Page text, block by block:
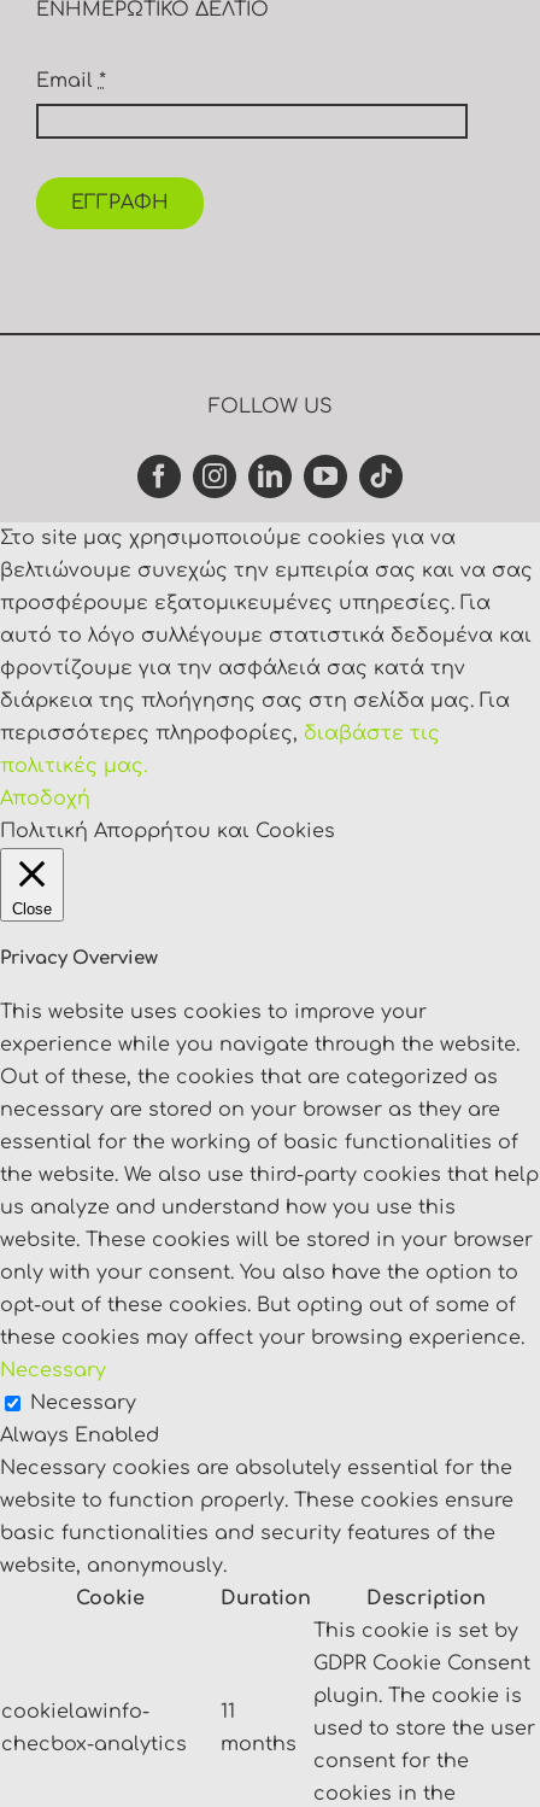
ΕΝΗΜΕΡΩΤΙΚΟ ΔΕΛΤΙΟ
Email *
ΕΓΓΡΑΦΗ
FOLLOW US
Στο site μας χρησιμοποιούμε cookies για να
βελτιώνουμε συνεχώς την εμπειρία σας και να σας
προσφέρουμε εξατομικευμένες υπηρεσίες. Για
αυτό το λόγο συλλέγουμε στατιστικά δεδομένα και
φροντίζουμε για την ασφάλειά σας κατά την
διάρκεια της πλοήγησης σας στη σελίδα μας. Για
περισσότερες πληροφορίες, διαβάστε τις
πολιτικές μας.
Αποδοχή
Πολιτική Απορρήτου και Cookies
Close
Privacy Overview
This website uses cookies to improve your
experience while you navigate through the website.
Out of these, the cookies that are categorized as
necessary are stored on your browser as they are
essential for the working of basic functionalities of
the website. We also use third-party cookies that help
us analyze and understand how you use this
website. These cookies will be stored in your browser
only with your consent. You also have the option to
opt-out of these cookies. But opting out of some of
these cookies may affect your browsing experience.
Necessary
Necessary
Always Enabled
Necessary cookies are absolutely essential for the
website to function properly. These cookies ensure
basic functionalities and security features of the
website, anonymously.
Cookie
Duration Description
cookielawinfo-
checbox-analytics
11
months
This cookie is set by
GDPR Cookie Consent
plugin. The cookie is
used to store the user
consent for the
cookies in the